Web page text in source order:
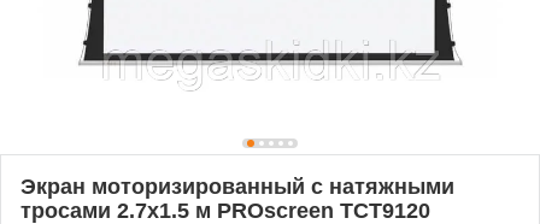
Экран моторизированный с натяжными
тросами 2.7x1.5 м PROscreen TCT9120